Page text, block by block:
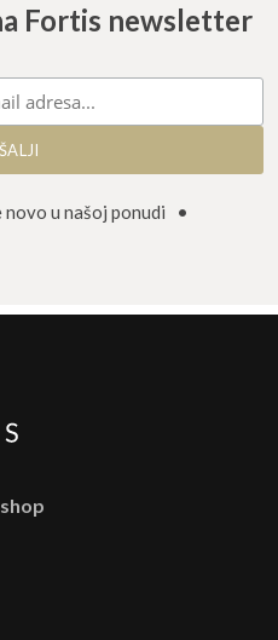
Fortis newsletter
u našoj ponudi •